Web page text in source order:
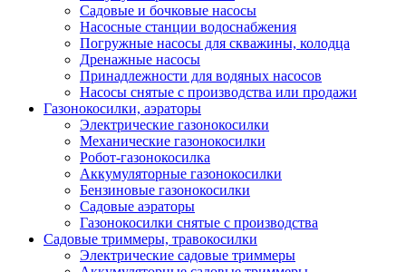
Садовые и бочковые насосы
Насосные станции водоснабжения
Погружные насосы для скважины, колодца
Дренажные насосы
Принадлежности для водяных насосов
Насосы снятые с производства или продажи
Газонокосилки, аэраторы
Электрические газонокосилки
Механические газонокосилки
Робот-газонокосилка
Аккумуляторные газонокосилки
Бензиновые газонокосилки
Садовые аэраторы
Газонокосилки снятые с производства
Садовые триммеры, травокосилки
Электрические садовые триммеры